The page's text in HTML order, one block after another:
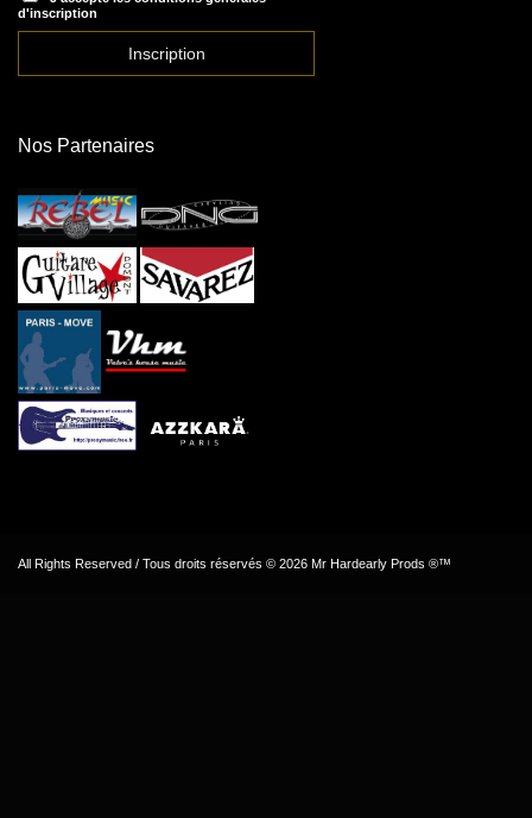
d'inscription
Nos Partenaires
All Rights Reserved / Tous droits réservés © 2026 Mr Hardearly Prods ®™